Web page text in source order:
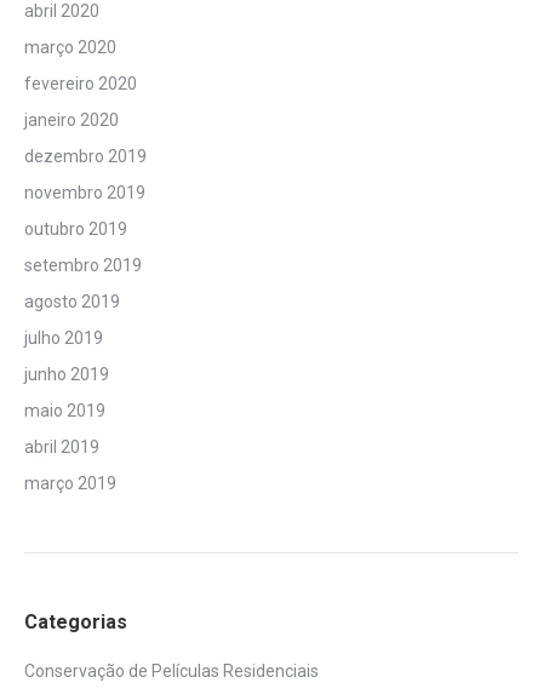
abril 2020
março 2020
fevereiro 2020
janeiro 2020
dezembro 2019
novembro 2019
outubro 2019
setembro 2019
agosto 2019
julho 2019
junho 2019
maio 2019
abril 2019
março 2019
Categorias
Conservação de Películas Residenciais